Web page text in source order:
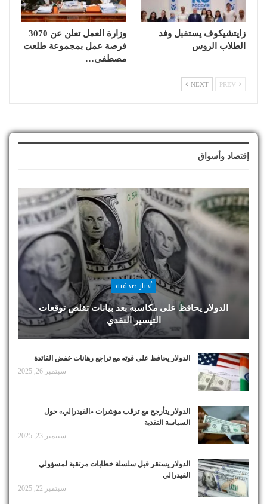
زايتشيكوف يستقبل وفد
الطلاب الروس
وزارة العمل تعلن عن 3070
فرصة عمل بمجموعة طلعت
مصطفى…
NEXT
إقتصاد وأسواق
أخبار صحفية
الدولار يحافظ على مكاسبه بعد بيانات تقلص توقعات
التيسير النقدي
الدولار يحافظ على قوته مع تراجع رهانات خفض الفائدة
سبتمبر 26, 2025
الدولار يتأرجح مع ترقب مؤشرات «الفيدرالي» حول
السياسة النقدية
سبتمبر 23, 2025
الدولار يستقر قبل سلسلة خطابات مرتقبة لمسؤولي
الفيدرالي
سبتمبر 22, 2025